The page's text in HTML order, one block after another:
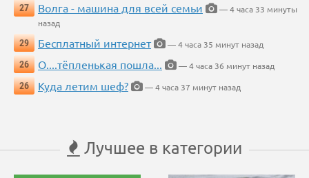
27
Волга - машина для всей семьи
— 4 часа 33 минуты
назад
29
Бесплатный интернет
— 4 часа 35 минут назад
26
О....тёпленькая пошла...
— 4 часа 36 минут назад
26
Куда летим шеф? — 4 часа 37 минут назад
Лучшее в категории